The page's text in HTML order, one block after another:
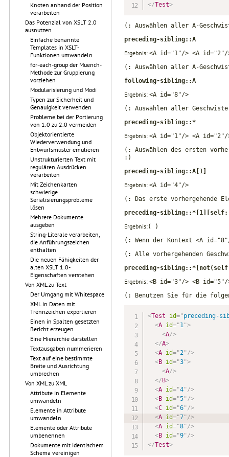
Knoten anhand der Position
verarbeiten
Das Potenzial von XSLT 2.0
ausnutzen
Einfache benannte
Templates in XSLT-
Funktionen umwandeln
for-each-group der Muench-
Methode zur Gruppierung
vorziehen
Modularisierung und Modi
Typen zur Sicherheit und
Genauigkeit verwenden
Probleme bei der Portierung
von 1.0 zu 2.0 vermeiden
Objektorientierte
Wiederverwendung und
Entwurfsmuster emulieren
Unstrukturierten Text mit
regulären Ausdrücken
verarbeiten
Mit Zeichenkarten
schwierige
Serialisierungsprobleme
lösen
Mehrere Dokumente
ausgeben
String-Literale verarbeiten,
die Anführungszeichen
enthalten
Die neuen Fähigkeiten der
alten XSLT 1.0-
Eigenschaften verstehen
Von XML zu Text
Der Umgang mit Whitespace
XML in Daten mit
Trennzeichen exportieren
Einen in Spalten gesetzten
Bericht erzeugen
Eine Hierarchie darstellen
Textausgaben nummerieren
Text auf eine bestimmte
Breite und Ausrichtung
umbrechen
Von XML zu XML
Attribute in Elemente
umwandeln
Elemente in Attribute
umwandeln
Elemente oder Attribute
umbenennen
Dokumente mit identischem
Schema vereinigen
</Test>
(: Auswählen aller A-
preceding-sibling::A
Ergebnis: <A id="1"/> <A
(: Auswählen aller A-
following-sibling::A
Ergebnis: <A id="8"/>
(: Auswählen aller
preceding-sibling::*
Ergebnis: <A id="1"/> <A
(: Auswählen des ersten
:)
preceding-sibling::A[1]
Ergebnis: <A id="4"/>
(: Das erste vorhergehende
preceding-
Ergebnis:( )
(: Wenn der Kontext <A
(: Alle vorhergehenden
preceding-
Ergebnis: <B id="3"/> <B
(: Benutzen Sie für die
<Test id="preceding-
<A id="1">
<A/>
</A>
<A id="2"/>
<B id="3">
<A/>
</ B>
<A id="4"/>
<B id="5"/>
<C id="6"/>
<A id="7"/>
<A id="8"/>
<B id="9"/>
</Test>